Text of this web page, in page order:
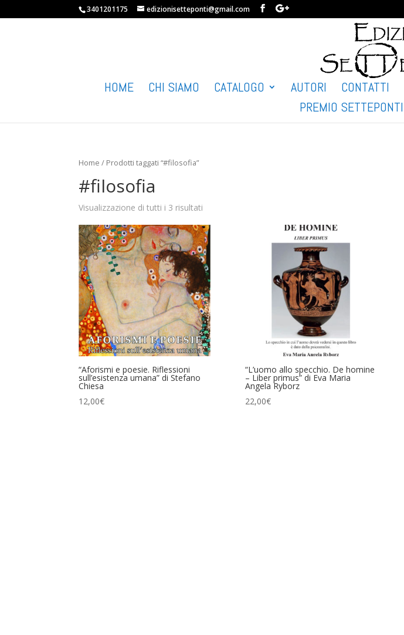
3401201175 edizionisetteponti@gmail.com
HOME CHI SIAMO CATALOGO AUTORI CONTATTI
PREMIO SETTEPONTI
Home / Prodotti taggati “#filosofia”
#filosofia
Visualizzazione di tutti i 3 risultati
“Aforismi e poesie. Riflessioni
sull’esistenza umana” di Stefano
Chiesa
12,00€
“L’uomo allo specchio. De homine
– Liber primus” di Eva Maria
Angela Ryborz
22,00€